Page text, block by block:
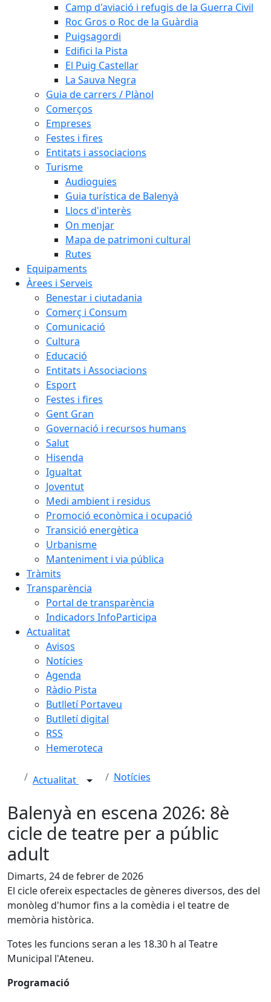
Camp d'aviació i refugis de la Guerra Civil
Roc Gros o Roc de la Guàrdia
Puigsagordi
Edifici la Pista
El Puig Castellar
La Sauva Negra
Guia de carrers / Plànol
Comerços
Empreses
Festes i fires
Entitats i associacions
Turisme
Audioguies
Guia turística de Balenyà
Llocs d'interès
On menjar
Mapa de patrimoni cultural
Rutes
Equipaments
Àrees i Serveis
Benestar i ciutadania
Comerç i Consum
Comunicació
Cultura
Educació
Entitats i Associacions
Esport
Festes i fires
Gent Gran
Governació i recursos humans
Salut
Hisenda
Igualtat
Joventut
Medi ambient i residus
Promoció econòmica i ocupació
Transició energètica
Urbanisme
Manteniment i via pública
Tràmits
Transparència
Portal de transparència
Indicadors InfoParticipa
Actualitat
Avisos
Notícies
Agenda
Ràdio Pista
Butlletí Portaveu
Butlletí digital
RSS
Hemeroteca
Actualitat Notícies
Balenyà en escena 2026: 8è
cicle de teatre per a públic
adult
Dimarts, 24 de febrer de 2026
El cicle ofereix espectacles de gèneres diversos, des del
monòleg d'humor fins a la comèdia i el teatre de
memòria històrica.
Totes les funcions seran a les 18.30 h al Teatre
Municipal l'Ateneu.
Programació